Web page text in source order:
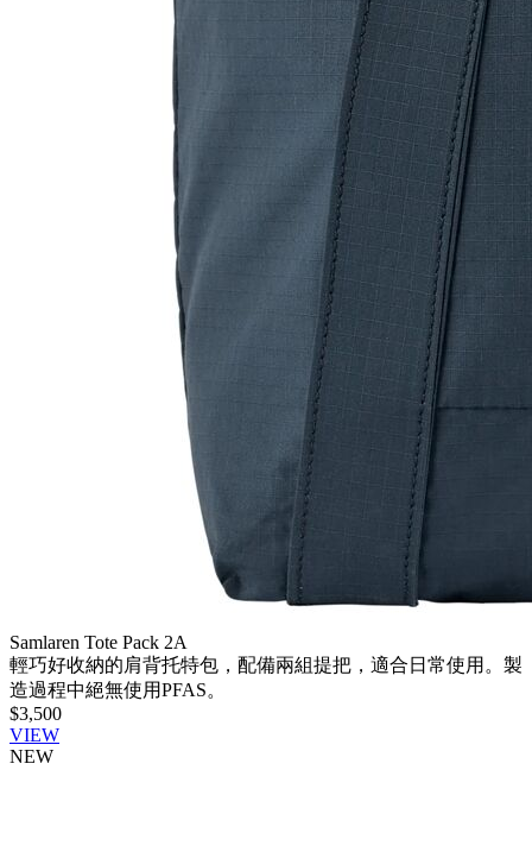
Samlaren Tote Pack 2A
輕巧好收納的肩背托特包，配備兩組提把，適合日常使用。製
造過程中絕無使用PFAS。
$3,500
VIEW
NEW